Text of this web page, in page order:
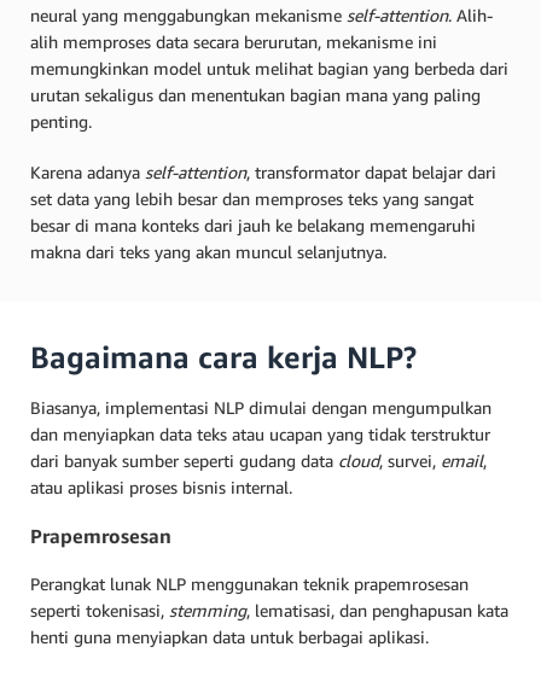
neural yang menggabungkan mekanisme self-attention. Alih-
alih memproses data secara berurutan, mekanisme ini
memungkinkan model untuk melihat bagian yang berbeda dari
urutan sekaligus dan menentukan bagian mana yang paling
penting.
Karena adanya self-attention, transformator dapat belajar dari
set data yang lebih besar dan memproses teks yang sangat
besar di mana konteks dari jauh ke belakang memengaruhi
makna dari teks yang akan muncul selanjutnya.
Bagaimana cara kerja NLP?
Biasanya, implementasi NLP dimulai dengan mengumpulkan
dan menyiapkan data teks atau ucapan yang tidak terstruktur
dari banyak sumber seperti gudang data cloud, survei, email,
atau aplikasi proses bisnis internal.
Prapemrosesan
Perangkat lunak NLP menggunakan teknik prapemrosesan
seperti tokenisasi, stemming, lematisasi, dan penghapusan kata
henti guna menyiapkan data untuk berbagai aplikasi.